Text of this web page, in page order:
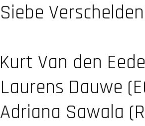
Siebe
Kurt Van den
Laurens Dauwe
Adriana Sawala